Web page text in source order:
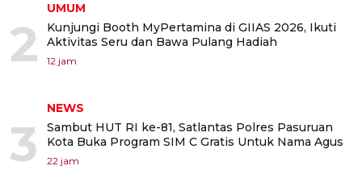
2
UMUM
Kunjungi Booth MyPertamina di GIIAS 2026, Ikuti
Aktivitas Seru dan Bawa Pulang Hadiah
12 jam
3
NEWS
Sambut HUT RI ke-81, Satlantas Polres Pasuruan
Kota Buka Program SIM C Gratis Untuk Nama Agus
22 jam